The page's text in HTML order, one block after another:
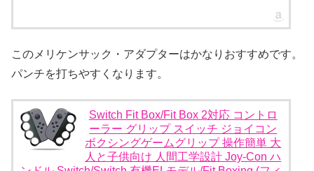
このメリケンサック・アダプターはかなりおすすめです。
パンチを打ちやすくなります。
Switch Fit Box/Fit Box 2対応 コントロ
ーラー グリップ スイッチ ジョイコン
ボクシングゲームグリップ 操作簡単 大
人と子供向け 人間工学設計 Joy-Con ハ